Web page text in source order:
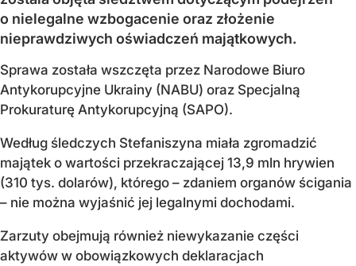
o nielegalne wzbogacenie oraz złożenie
nieprawdziwych oświadczeń majątkowych.
Sprawa została wszczęta przez Narodowe Biuro
Antykorupcyjne Ukrainy (NABU) oraz Specjalną
Prokuraturę Antykorupcyjną (SAPO).
Według śledczych Stefaniszyna miała zgromadzić
majątek o wartości przekraczającej 13,9 mln hrywien
(310 tys. dolarów), którego – zdaniem organów ścigania
– nie można wyjaśnić jej legalnymi dochodami.
Zarzuty obejmują również niewykazanie części
aktywów w obowiązkowych deklaracjach